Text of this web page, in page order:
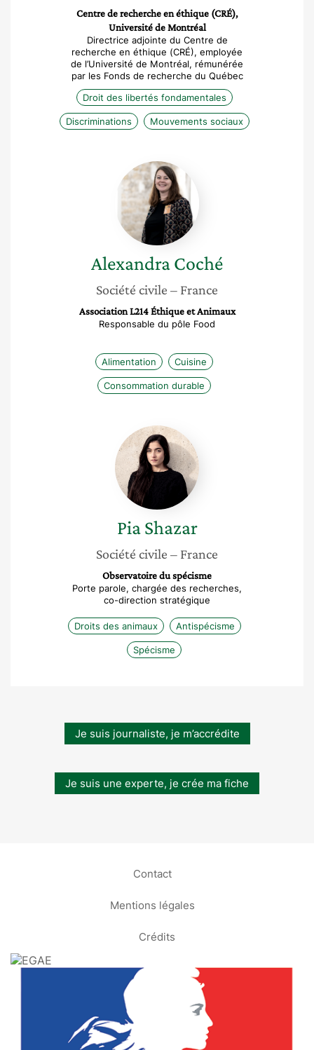
Centre de recherche en éthique (CRÉ),
Université de Montréal
Directrice adjointe du Centre de
recherche en éthique (CRÉ), employée
de l’Université de Montréal, rémunérée
par les Fonds de recherche du Québec
Droit des libertés fondamentales
Discriminations Mouvements sociaux
Alexandra
Coché
AlexandraCoché
Société civile – France
Association L214 Éthique et Animaux
Responsable du pôle Food
Alimentation Cuisine
Consommation durable
Pia
Shazar
Pia Shazar
Société civile – France
Observatoire du spécisme
Porte parole, chargée des recherches,
co-direction stratégique
Droits des animaux Antispécisme
Spécisme
Je suis journaliste, je m’accrédite
Je suis une experte, je crée ma fiche
Contact
Mentions légales
Crédits